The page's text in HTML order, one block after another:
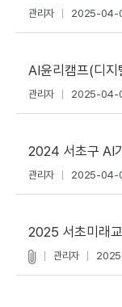
관리자 2025-04-
AI윤리캠프(디지
관리자 2025-04-
2024 서초구 AI
관리자 2025-04-
2025 서초미래교
관리자